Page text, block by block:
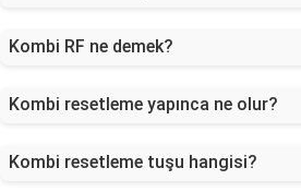
Kombi RF ne demek?
Kombi resetleme yapınca ne olur?
Kombi resetleme tuşu hangisi?